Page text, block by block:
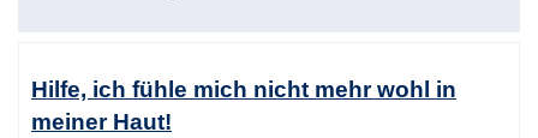
Hilfe, ich fühle mich nicht mehr wohl in
meiner Haut!